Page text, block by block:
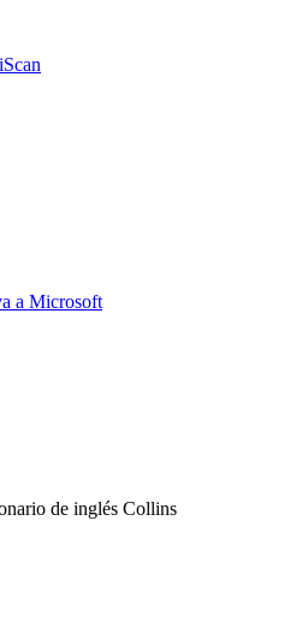
a Microsoft
de inglés Collins